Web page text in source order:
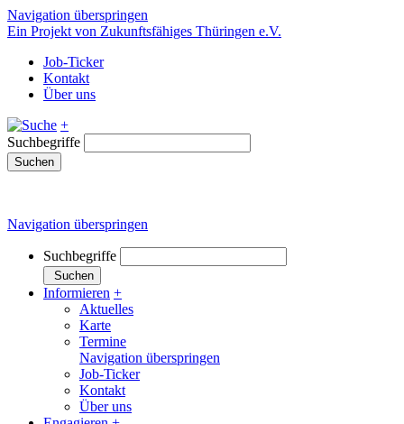
Navigation überspringen
Ein Projekt von Zukunftsfähiges Thüringen e.V.
Job-Ticker
Kontakt
Über uns
+
Suchbegriffe
Suchen
Navigation überspringen
Suchbegriffe
Suchen
Informieren +
Aktuelles
Karte
Termine
Navigation überspringen
Job-Ticker
Kontakt
Über uns